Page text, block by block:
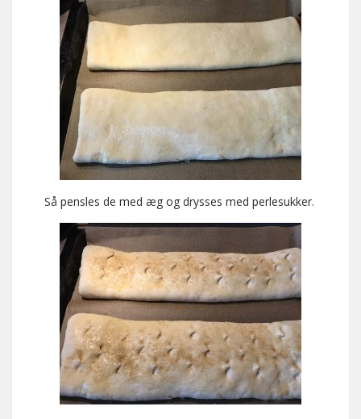
Så pensles de med æg og drysses med perlesukker.